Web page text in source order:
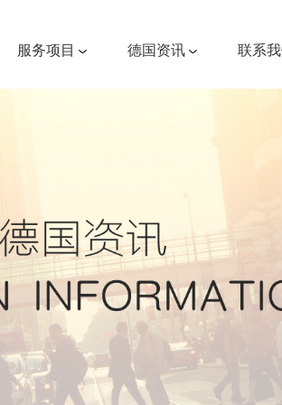
服务项目 德国资讯 联系